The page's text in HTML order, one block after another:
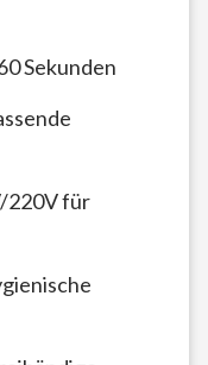
Sekunden
220V für